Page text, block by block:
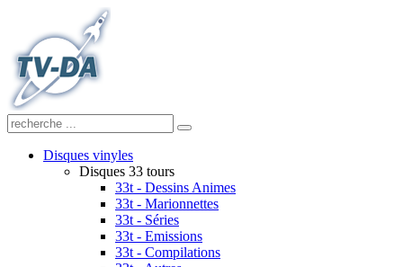
Disques vinyles
Disques 33 tours
33t - Dessins Animes
33t - Marionnettes
33t - Séries
33t - Emissions
33t - Compilations